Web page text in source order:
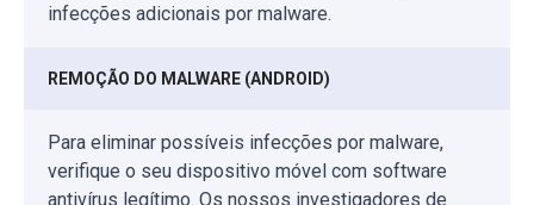
infecções adicionais por malware.
REMOÇÃO DO MALWARE (ANDROID)
Para eliminar possíveis infecções por malware,
verifique o seu dispositivo móvel com software
antivírus legítimo. Os nossos investigadores de